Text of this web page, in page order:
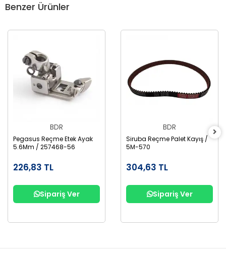
Benzer Ürünler
BDR
Pegasus Reçme Etek Ayak
5.6Mm / 257468-56
226,83 TL
Sipariş Ver
BDR
Siruba Reçme Palet Kayış /
5M-570
304,63 TL
Sipariş Ver